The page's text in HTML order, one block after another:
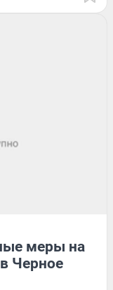
меры на
Черное